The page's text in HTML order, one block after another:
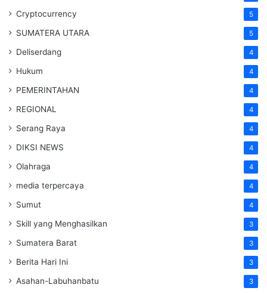
Cryptocurrency 5
SUMATERA UTARA 5
Deliserdang 4
Hukum 4
PEMERINTAHAN 4
REGIONAL 4
Serang Raya 4
DIKSI NEWS 4
Olahraga 4
media terpercaya 4
Sumut 4
Skill yang Menghasilkan 3
Sumatera Barat 3
Berita Hari Ini 3
Asahan-Labuhanbatu 3